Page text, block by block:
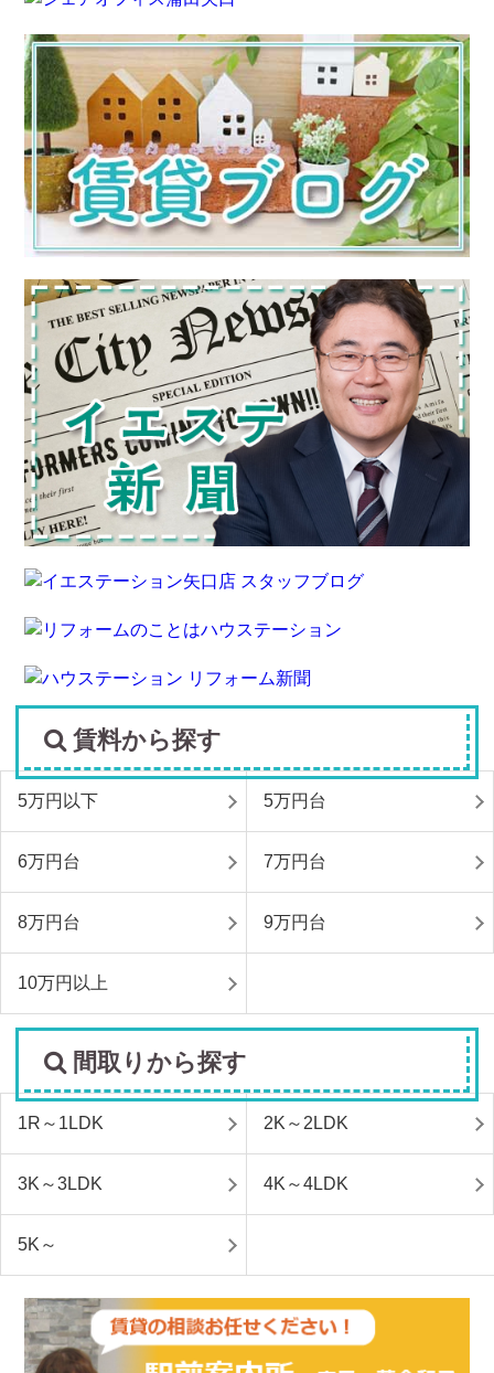
賃料から探す
5万円以下 5万円台
6万円台 7万円台
8万円台 9万円台
10万円以上
間取りから探す
1R～1LDK 2K～2LDK
3K～3LDK 4K～4LDK
5K～